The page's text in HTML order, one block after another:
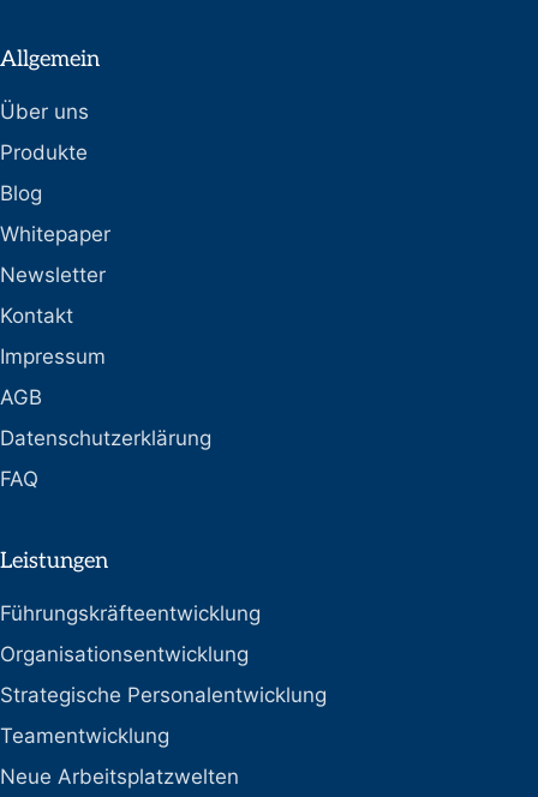
Allgemein
Über uns
Produkte
Blog
Whitepaper
Newsletter
Kontakt
Impressum
AGB
Datenschutzerklärung
FAQ
Leistungen
Führungskräfteentwicklung
Organisationsentwicklung
Strategische Personalentwicklung
Teamentwicklung
Neue Arbeitsplatzwelten